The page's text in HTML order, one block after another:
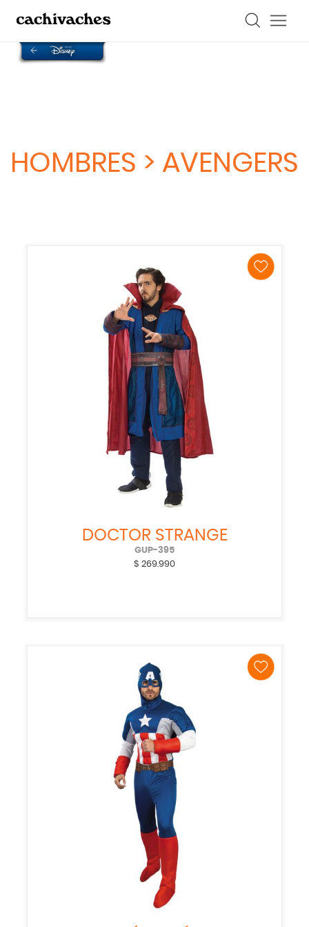
GUP-395 | Marvel | Avengers" />
Pantalón, camisa, chaqueta, capa y
HOMBRES > AVENGERS
DOCTOR STRANGE
GUP-395
$ 269.990